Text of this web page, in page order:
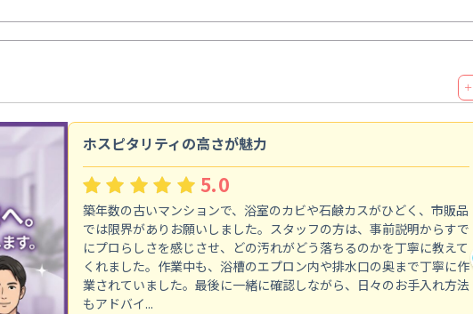
＋
ホスピタリティの高さが魅力
5.0
築年数の古いマンションで、浴室のカビや石鹸カスがひどく、市販品
では限界がありお願いしました。スタッフの方は、事前説明からすで
にプロらしさを感じさせ、どの汚れがどう落ちるのかを丁寧に教えて
くれました。作業中も、浴槽のエプロン内や排水口の奥まで丁寧に作
業されていました。最後に一緒に確認しながら、日々のお手入れ方法
もアドバイ...